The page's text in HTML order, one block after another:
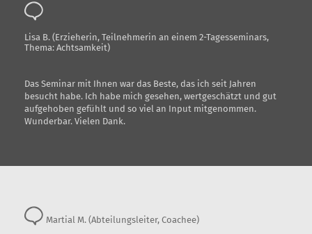
Lisa B. (Erzieherin, Teilnehmerin an einem 2-Tagesseminars,
Thema: Achtsamkeit)
Das Seminar mit Ihnen war das Beste, das ich seit Jahren
besucht habe. Ich habe mich gesehen, wertgeschätzt und gut
aufgehoben gefühlt und so viel an Input mitgenommen.
Wunderbar. Vielen Dank.
Martial M. (Abteilungsleiter, Coachee)